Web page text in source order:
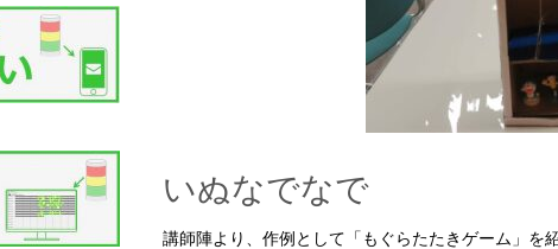
いぬなでなで
講師陣より、作例として「もぐらたたきゲーム」を